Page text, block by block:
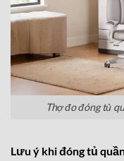
Thợ đo đóng tủ
Lưu ý khi đóng tủ